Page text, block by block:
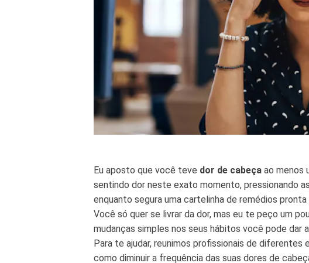
Eu aposto que você teve dor de cabeça ao menos
sentindo dor neste exato momento, pressionando
enquanto segura uma cartelinha de remédios pronta
Você só quer se livrar da dor, mas eu te peço um
mudanças simples nos seus hábitos você pode dar
Para te ajudar, reunimos profissionais de
como diminuir a frequência das suas dores de